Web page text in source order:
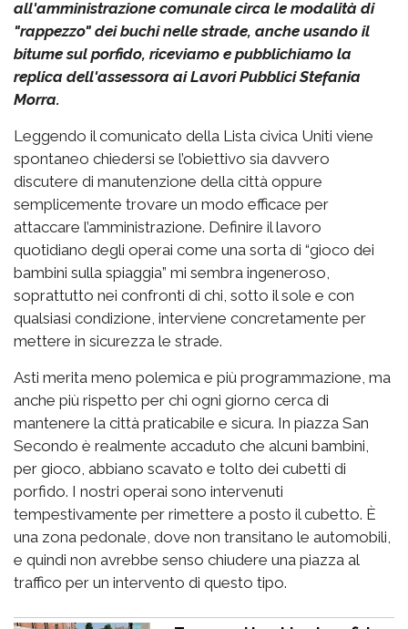
all'amministrazione comunale circa le modalità di
"rappezzo" dei buchi nelle strade, anche usando il
bitume sul porfido, riceviamo e pubblichiamo la
replica dell'assessora ai Lavori Pubblici Stefania
Morra.
Leggendo il comunicato della Lista civica Uniti viene
spontaneo chiedersi se l’obiettivo sia davvero
discutere di manutenzione della città oppure
semplicemente trovare un modo efficace per
attaccare l’amministrazione. Definire il lavoro
quotidiano degli operai come una sorta di “gioco dei
bambini sulla spiaggia” mi sembra ingeneroso,
soprattutto nei confronti di chi, sotto il sole e con
qualsiasi condizione, interviene concretamente per
mettere in sicurezza le strade.
Asti merita meno polemica e più programmazione, ma
anche più rispetto per chi ogni giorno cerca di
mantenere la città praticabile e sicura. In piazza San
Secondo è realmente accaduto che alcuni bambini,
per gioco, abbiano scavato e tolto dei cubetti di
porfido. I nostri operai sono intervenuti
tempestivamente per rimettere a posto il cubetto. È
una zona pedonale, dove non transitano le automobili,
e quindi non avrebbe senso chiudere una piazza al
traffico per un intervento di questo tipo.